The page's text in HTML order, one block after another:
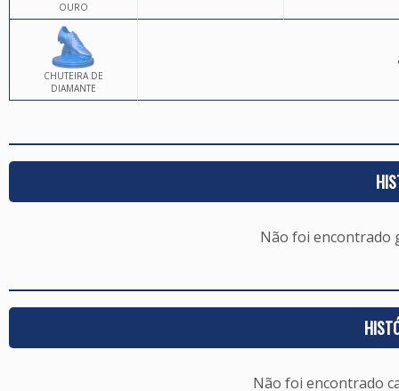
OURO
CHUTEIRA DE
DIAMANTE
Não foi encontrado
Não foi encontrado